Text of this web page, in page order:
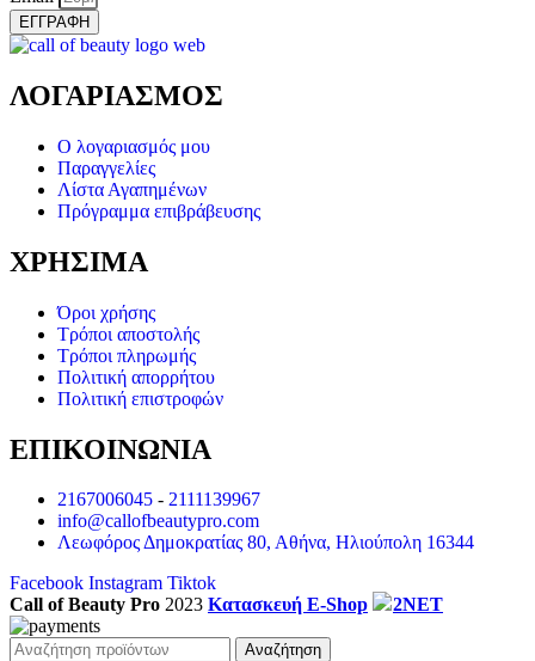
ΕΓΓΡΑΦΗ
ΛΟΓΑΡΙΑΣΜΟΣ
Ο λογαριασμός μου
Παραγγελίες
Λίστα Αγαπημένων
Πρόγραμμα επιβράβευσης
ΧΡΗΣΙΜΑ
Όροι χρήσης
Τρόποι αποστολής
Τρόποι πληρωμής
Πολιτική απορρήτου
Πολιτική επιστροφών
ΕΠΙΚΟΙΝΩΝΙΑ
2167006045 - 2111139967
info@callofbeautypro.com
Λεωφόρος Δημοκρατίας 80, Αθήνα, Ηλιούπολη 16344
Facebook Instagram Tiktok
Call of Beauty Pro 2023 Κατασκευή E-Shop 2NET
Αναζήτηση